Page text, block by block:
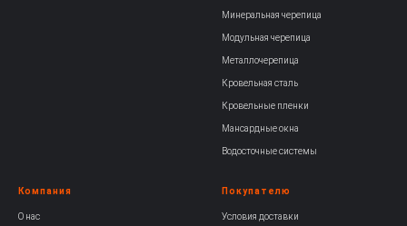
Минеральная черепица
Модульная черепица
Металлочерепица
Кровельная сталь
Кровельные пленки
Мансардные окна
Водосточные системы
Компания
О нас
Покупателю
Условия доставки